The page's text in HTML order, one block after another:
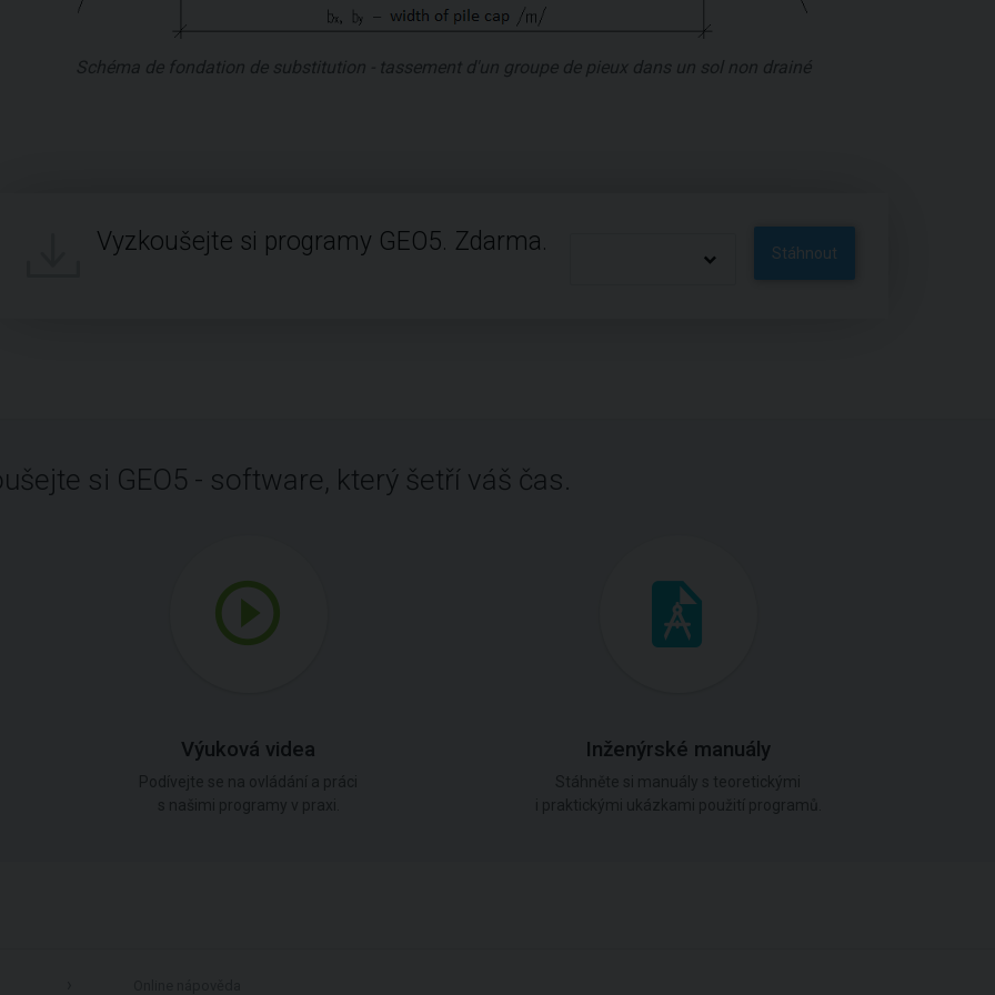
Schéma de fondation de substitution - tassement d'un groupe de pieux dans un sol non drainé
Vyzkoušejte si programy GEO5. Zdarma. Stáhnout
si GEO5 - software, který šetří váš čas.
Výuková videa Inženýrské manuály